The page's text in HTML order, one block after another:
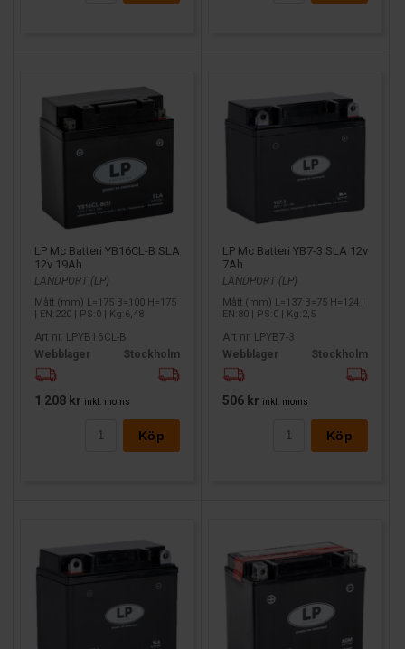
LP Mc Batteri YB16CL-B SLA
12v 19Ah
LANDPORT (LP)
Mått (mm) L=175 B=100 H=175
| EN:220 | PS:0 | Kg:6,48
Art nr. LPYB16CL-B
Webblager
Stockholm
1 208 kr inkl. moms
Köp
LP Mc Batteri YB7-3 SLA 12v
7Ah
LANDPORT (LP)
Mått (mm) L=137 B=75 H=124 |
EN:80 | PS:0 | Kg:2,5
Art nr. LPYB7-3
Webblager
Stockholm
506 kr inkl. moms
Köp